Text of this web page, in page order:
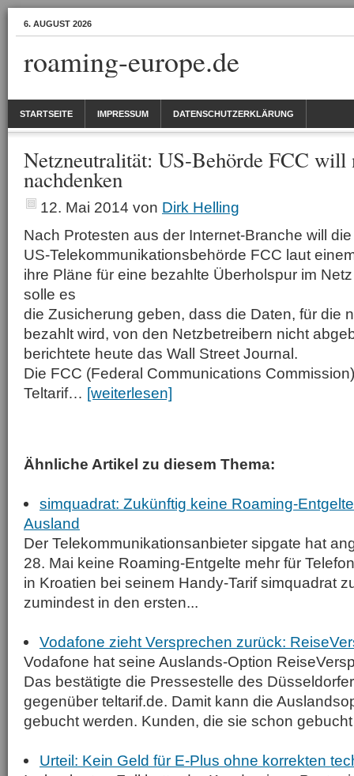
6. AUGUST 2026
roaming-europe.de
STARTSEITE IMPRESSUM DATENSCHUTZERKLÄRUNG
Netzneutralität: US-Behörde FCC will
nachdenken
12. Mai 2014 von Dirk Helling
Nach Protesten aus der Internet-Branche will die
US-Telekommunikationsbehörde FCC laut
ihre Pläne für eine bezahlte Überholspur im
solle es
die Zusicherung geben, dass die Daten, für die
bezahlt wird, von den Netzbetreibern nicht
berichtete heute das Wall Street Journal.
Die FCC (Federal Communications
Teltarif… [weiterlesen]
Ähnliche Artikel zu diesem Thema:
simquadrat: Zukünftig keine Roaming-
Ausland
Der Telekommunikationsanbieter sipgate hat
28. Mai keine Roaming-Entgelte mehr für
in Kroatien bei seinem Handy-Tarif simquadrat
zumindest in den ersten...
Vodafone zieht Versprechen zurück:
Vodafone hat seine Auslands-Option
Das bestätigte die Pressestelle des
gegenüber teltarif.de. Damit kann die
gebucht werden. Kunden, die sie schon
Urteil: Kein Geld für E-Plus ohne korrekten